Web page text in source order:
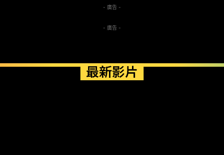
- 廣告 -
- 廣告 -
最新影片